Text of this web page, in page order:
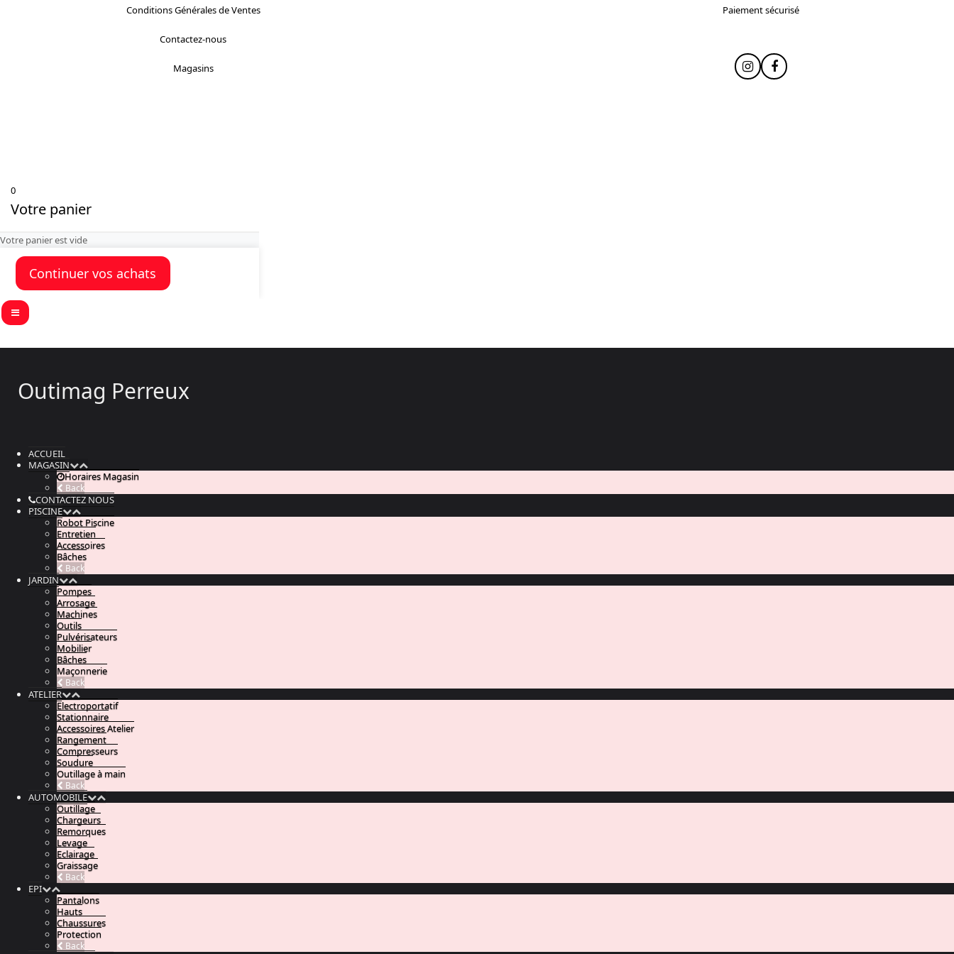
Conditions Générales de Ventes
Contactez-nous
Magasins
Paiement sécurisé
Instagram
Facebook
0
Votre panier
Votre panier est vide
Continuer vos achats
Outimag Perreux
ACCUEIL
MAGASIN
Horaires Magasin
Back
CONTACTEZ NOUS
PISCINE
Robot Piscine
Entretien
Accessoires
Bâches
Back
JARDIN
Pompes
Arrosage
Machines
Outils
Pulvérisateurs
Mobilier
Bâches
Maçonnerie
Back
ATELIER
Electroportatif
Stationnaire
Accessoires Atelier
Rangement
Compresseurs
Soudure
Outillage à main
Back
AUTOMOBILE
Outillage
Chargeurs
Remorques
Levage
Eclairage
Graissage
Back
EPI
Pantalons
Hauts
Chaussures
Protection
Back